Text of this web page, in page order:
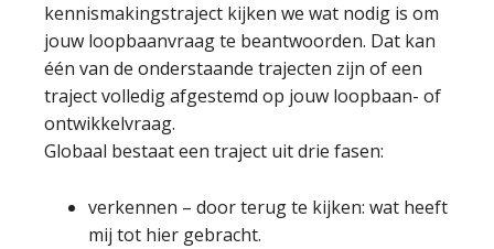
kennismakingstraject kijken we wat nodig is om
jouw loopbaanvraag te beantwoorden. Dat kan
één van de onderstaande trajecten zijn of een
traject volledig afgestemd op jouw loopbaan- of
ontwikkelvraag.
Globaal bestaat een traject uit drie fasen:
verkennen – door terug te kijken: wat heeft
mij tot hier gebracht.